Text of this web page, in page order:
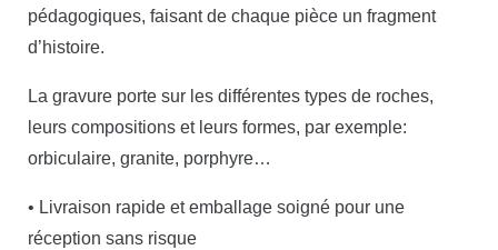
pédagogiques, faisant de chaque pièce un fragment
d’histoire.
La gravure porte sur les différentes types de roches,
leurs compositions et leurs formes, par exemple:
orbiculaire, granite, porphyre…
• Livraison rapide et emballage soigné pour une
réception sans risque